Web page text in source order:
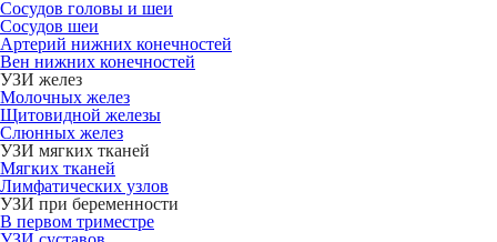
Сосудов головы и шеи
Сосудов шеи
Артерий нижних конечностей
Вен нижних конечностей
УЗИ желез
Молочных желез
Щитовидной железы
Слюнных желез
УЗИ мягких тканей
Мягких тканей
Лимфатических узлов
УЗИ при беременности
В первом триместре